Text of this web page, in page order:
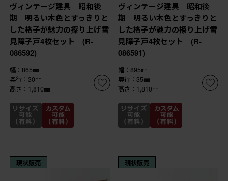
ヴィンテージ建具 昭和後
期 明るい木色とすっきりと
した格子が魅力の擦り上げ雪
見障子戸4枚セット (R-
086592)
幅：865㎜
奥行：30㎜
高さ：1,810㎜
ヴィンテージ建具 昭和後
期 明るい木色とすっきりと
した格子が魅力の擦り上げ雪
見障子戸4枚セット (R-
086591)
幅：895㎜
奥行：35㎜
高さ：1,810㎜
現状販売 現状販売